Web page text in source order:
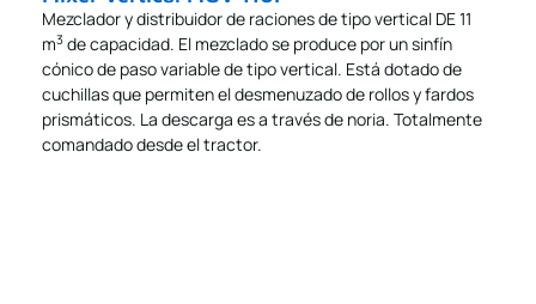
Mezclador y distribuidor de raciones de tipo vertical DE 11
m3 de capacidad. El mezclado se produce por un sinfín
cónico de paso variable de tipo vertical. Está dotado de
cuchillas que permiten el desmenuzado de rollos y fardos
prismáticos. La descarga es a través de noria. Totalmente
comandado desde el tractor.